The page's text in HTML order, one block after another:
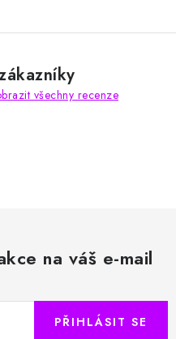
všechny recenze
na váš e-mail
PŘIHLÁSIT SE